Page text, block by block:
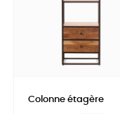
Colonne étagère